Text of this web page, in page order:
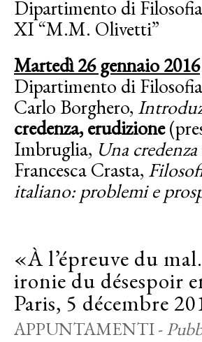
Dipartimento di
XI “M.M. Olivetti”
Martedì 26 gennaio 2016
Dipartimento di
Carlo Borghero,
credenza, erudizione
Imbruglia, Una
Francesca Crasta,
italiano: problemi e
«À l’épreuve du
ironie du désespoir
Paris, 5 décembre
APPUNTAMENTI-